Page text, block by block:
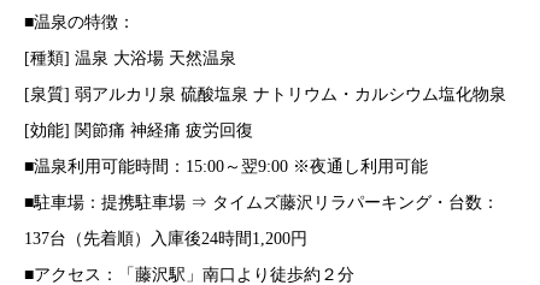
■温泉の特徴：
[種類] 温泉 大浴場 天然温泉
[泉質] 弱アルカリ泉 硫酸塩泉 ナトリウム・カルシウム塩化物泉
[効能] 関節痛 神経痛 疲労回復
■温泉利用可能時間：15:00～翌9:00 ※夜通し利用可能
■駐車場：提携駐車場 ⇒ タイムズ藤沢リラパーキング・台数：
137台（先着順）入庫後24時間1,200円
■アクセス：「藤沢駅」南口より徒歩約２分